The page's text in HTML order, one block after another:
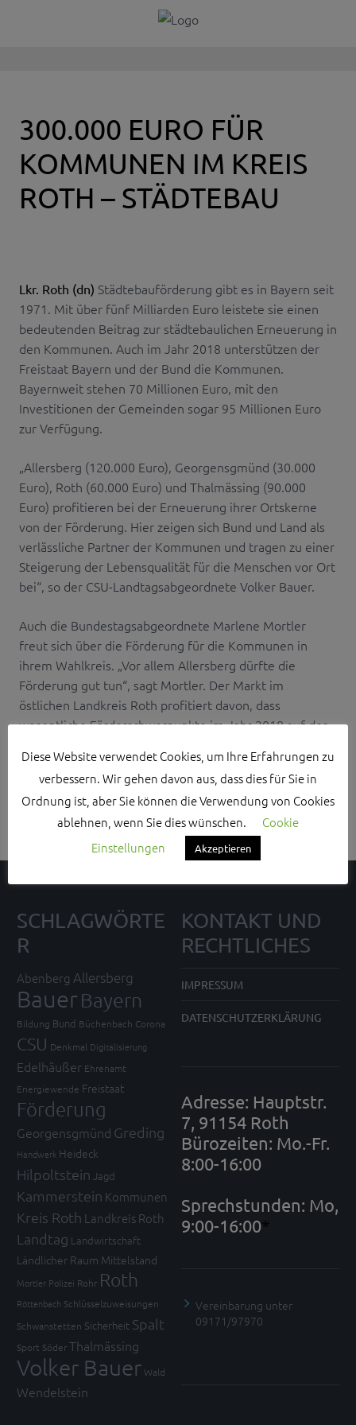
300.000 EURO FÜR
KOMMUNEN IM KREIS
ROTH – STÄDTEBAU
Lkr. Roth (dn) Städtebauförderung gibt es in Bayern seit
1971. Mit über fünf Milliarden Euro leistete sie einen
bedeutenden Beitrag zur städtebaulichen Erneuerung in
den Kommunen. Auch im Jahr 2018 unterstützen der
Freistaat Bayern und der Bund die Kommunen.
Bayernweit stehen 70 Millionen Euro, mit den
Investitionen der Gemeinden sogar 95 Millionen Euro
zur Verfügung.
„Allersberg (120.000 Euro), Georgensgmünd (30.000
Euro), Roth (60.000 Euro) und Thalmässing (90.000
Euro) profitieren bei der Erneuerung ihrer Ortskerne
von der Förderung. Hier zeigen sich Bund und Land als
verlässliche Partner der Kommunen und tragen zu einer
Steigerung der Lebensqualität für die Menschen vor Ort
bei“, so der CSU-Landtagsabgeordnete Volker Bauer.
Auch die Bundestagsabgeordnete Marlene Mortler
freut sich über die Förderung für die Kommunen in
ihrem Wahlkreis. „Vor allem Allersberg dürfte die
Förderung gut tun“, sagt Mortler. Der Markt im
östlichen Landkreis Roth profitiert davon, dass
wesentliche Förderschwerpunkte im Jahr 2018 auf der
Wiedernutzung von Brachflächen, der Verbesserung des
öffentlichen Raumes und dem Erhalt von Gebäuden mit
baukultureller Bedeutung liegen.
SCHLAGWÖRTE
R
Abenberg Allersberg
Bauer Bayern
Bildung Bund Büchenbach Corona
CSU Denkmal Digitalisierung
Edelhäußer Ehrenamt
Energiewende Freistaat
Förderung
Georgensgmünd Greding
Handwerk Heideck
Hilpoltstein Jagd
Kammerstein Kommunen
Kreis Roth Landkreis Roth
Landtag Landwirtschaft
Ländlicher Raum Mittelstand
Mortler Polizei Rohr Roth
Röttenbach Schlüsselzuweisungen
Schwanstetten Sicherheit Spalt
Sport SöderThalmässing
Volker BauerWald
Wendelstein
KONTAKT UND
RECHTLICHES
IMPRESSUM
DATENSCHUTZERKLÄRUNG
Adresse: Hauptstr.
7, 91154 Roth
Bürozeiten: Mo.-Fr.
8:00-16:00
Sprechstunden: Mo,
9:00-16:00*
Vereinbarung unter
09171/97970
Diese Website verwendet Cookies, um Ihre Erfahrungen zu
verbessern. Wir gehen davon aus, dass dies für Sie in
Ordnung ist, aber Sie können die Verwendung von Cookies
ablehnen, wenn Sie dies wünschen.
Cookie
Einstellungen
Akzeptieren